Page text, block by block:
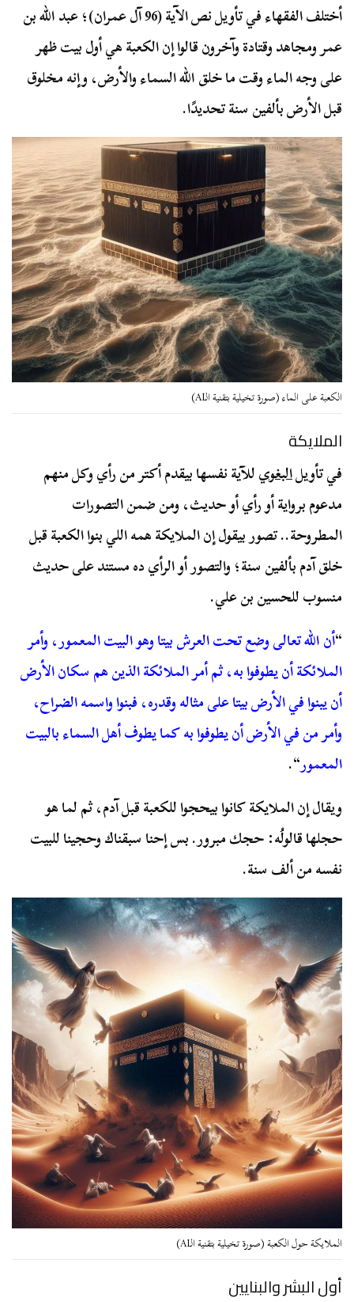
أختلف الفقهاء في تأويل نص الآية (96 آل عمران)؛ عبد الله بن
عمر ومجاهد وقتادة وآخرون قالوا إن الكعبة هي أول بيت ظهر
على وجه الماء وقت ما خلق الله السماء والأرض، وإنه مخلوق
قبل الأرض بألفين سنة تحديدًا.
الكعبة على الماء (صورة تخيلية بتقنية الـAI)
الملايكة
في تأويلالبغويللآية نفسها بيقدم أكتر من رأي وكل منهم
مدعوم برواية أو رأي أو حديث، ومن ضمن التصورات
المطروحة.. تصور بيقول إن الملايكة همه اللي بنوا الكعبة قبل
خلق آدم بألفين سنة؛ والتصور أو الرأي ده مستند على حديث
منسوب للحسين بن علي.
“أن الله تعالى وضع تحت العرش بيتا وهو البيت المعمور، وأمر
الملائكة أن يطوفوا به، ثم أمر الملائكة الذين هم سكان الأرض
أن يبنوا في الأرض بيتا على مثاله وقدره، فبنوا واسمه الضراح،
وأمر من في الأرض أن يطوفوا به كما يطوف أهل السماء بالبيت
المعمور“.
ويقال إن الملايكة كانوا بيحجوا للكعبة قبل آدم، ثم لما هو
حجلها قالولُه: حجك مبرور. بس إحنا سبقناك وحجينا للبيت
نفسه من ألف سنة.
الملايكة حول الكعبة (صورة تخيلية بتقنية الـAI)
أول البشر والبنايين